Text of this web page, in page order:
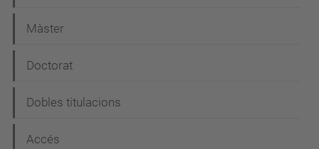
a
v
g
a
Màster
Doctorat
Dobles titulacions
Accés